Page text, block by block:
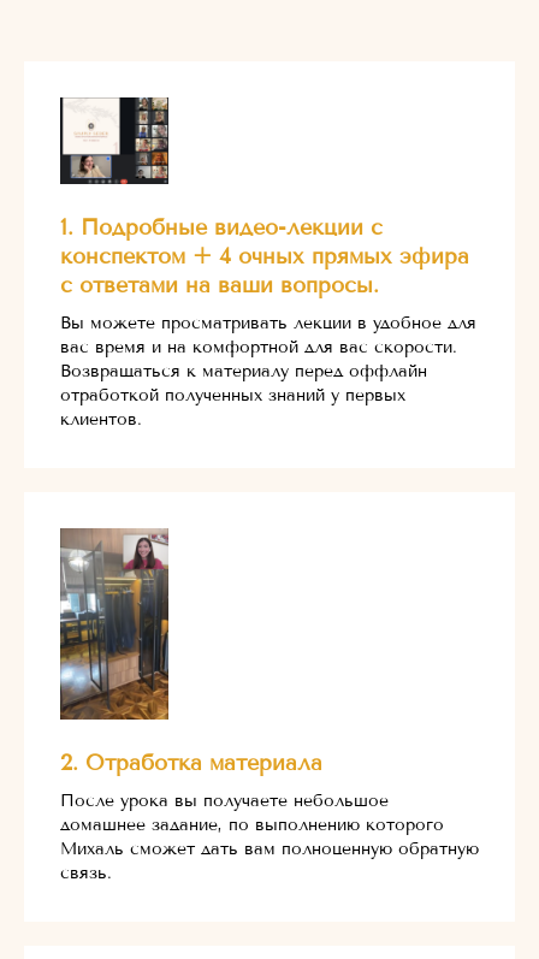
1. Подробные видео-лекции с
конспектом + 4 очных прямых эфира
с ответами на ваши вопросы.
Вы можете просматривать лекции в удобное для
вас время и на комфортной для вас скорости.
Возвращаться к материалу перед оффлайн
отработкой полученных знаний у первых
клиентов.
2. Отработка материала
После урока вы получаете небольшое
домашнее задание, по выполнению которого
Михаль сможет дать вам полноценную обратную
связь.